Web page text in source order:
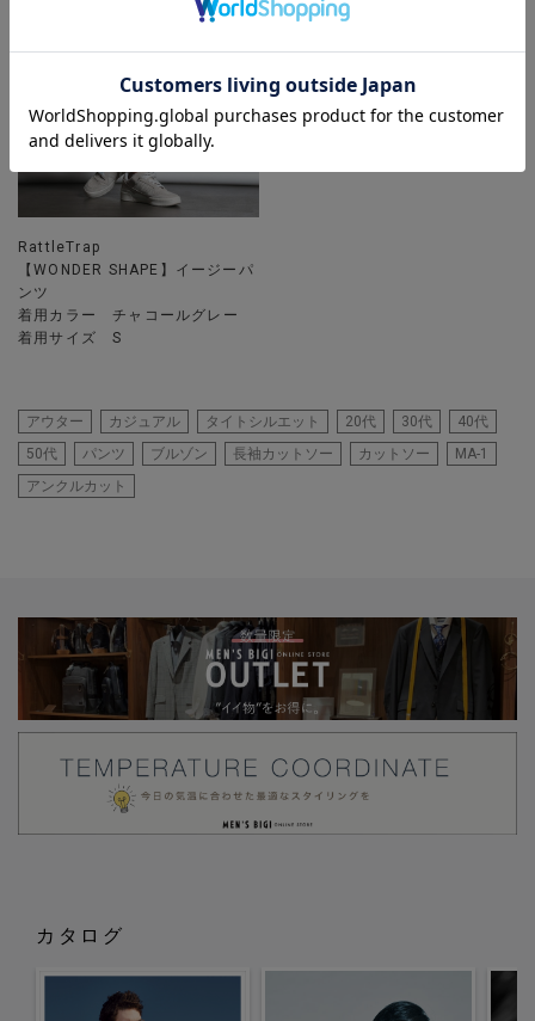
RattleTrap
【WONDER SHAPE】イージーパ
ンツ
着用カラー チャコールグレー
着用サイズ S
アウター カジュアル タイトシルエット 20代 30代
40代
50代
パンツ ブルゾン 長袖カットソー カットソー
MA-1
アンクルカット
カタログ